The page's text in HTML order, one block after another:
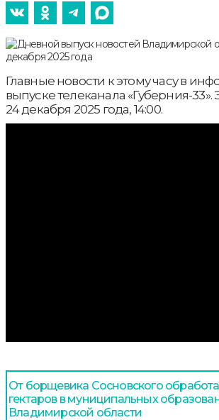
Главные новости к этому часу в
выпуске телеканала «Губерния-33».
24 декабря 2025 года, 14:00.
От борщевика Сосновского
гектаров в муниципальных
Владимирской области